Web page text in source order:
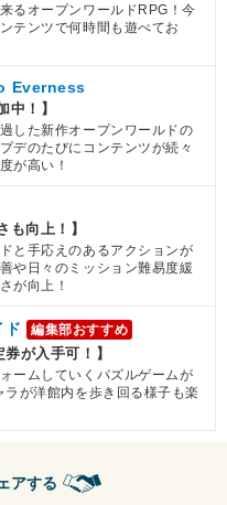
るオープンワールドRPG！今
テンツで何時間も遊べてお
Everness
中！】
した新作オープンワールドの
デのたびにコンテンツが続々
が高い！
も向上！】
と手応えのあるアクションが
や日々のミッション難易度緩
が向上！
ド 編集部おすすめ
が入手可！】
ームしていくパズルゲームが
が洋館内を歩き回る様子も楽
アする